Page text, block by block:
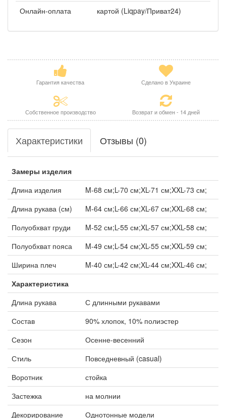
Онлайн-оплата
картой (Liqpay/Приват24)
Гарантия качества Сделано в Украине
Собственное производство Возврат и обмен - 14 дней
Характеристики Отзывы (0)
Замеры изделия
Длина изделия
M-68 см;L-70 см;XL-71 см;XXL-73 см;
Длина рукава (см)
M-64 см;L-66 см;XL-67 см;XXL-68 см;
Полуобхват груди
M-52 см;L-55 см;XL-57 см;XXL-58 см;
Полуобхват пояса
M-49 см;L-54 см;XL-55 см;XXL-59 см;
Ширина плеч
M-40 см;L-42 см;XL-44 см;XXL-46 см;
Характеристика
Длина рукава
С длинными рукавами
Состав
90% хлопок, 10% полиэстер
Сезон
Осенне-весенний
Стиль
Повседневный (casual)
Воротник
стойка
Застежка
на молнии
Декорирование
Однотонные модели